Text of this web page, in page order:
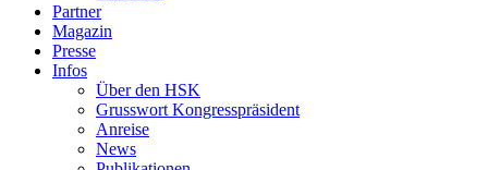
Partner
Magazin
Presse
Infos
Über den HSK
Grusswort Kongresspräsident
Anreise
News